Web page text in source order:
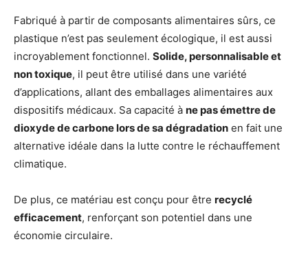
Fabriqué à partir de composants alimentaires sûrs, ce
plastique n’est pas seulement écologique, il est aussi
incroyablement fonctionnel. Solide, personnalisable et
non toxique, il peut être utilisé dans une variété
d’applications, allant des emballages alimentaires aux
dispositifs médicaux. Sa capacité à ne pas émettre de
dioxyde de carbone lors de sa dégradation en fait une
alternative idéale dans la lutte contre le réchauffement
climatique.
De plus, ce matériau est conçu pour être recyclé
efficacement, renforçant son potentiel dans une
économie circulaire.